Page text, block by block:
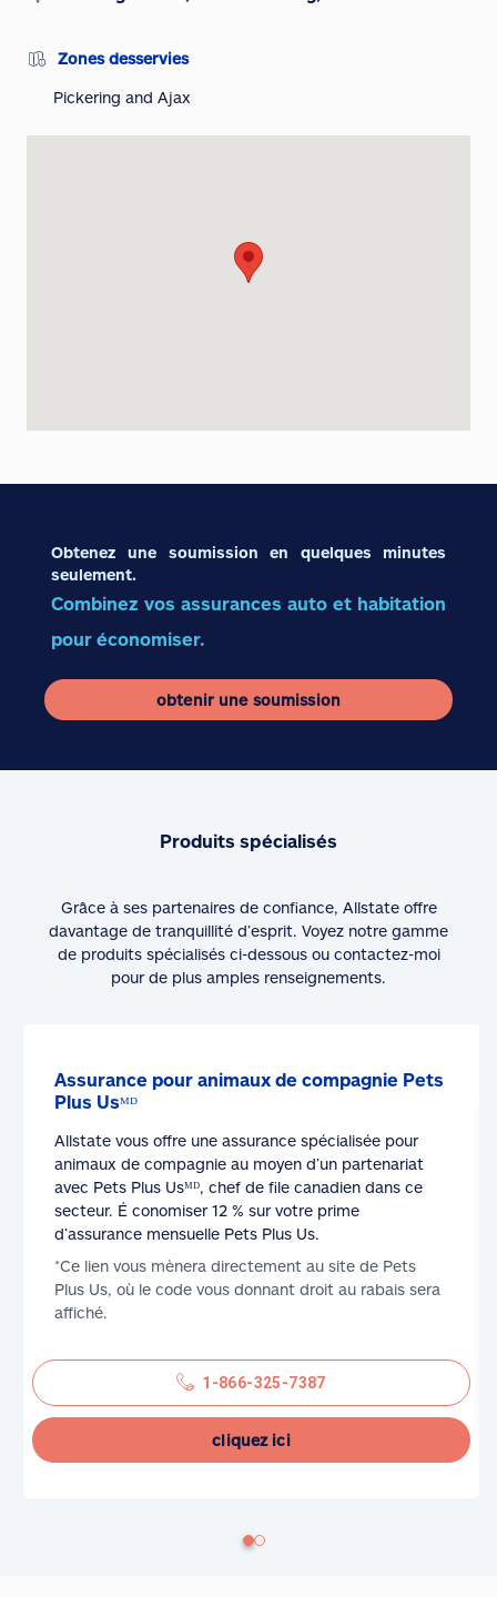
Zones desservies
Pickering and Ajax
Obtenez une soumission en quelques minutes
seulement.
Combinez vos assurances auto et habitation
pour économiser.
obtenir une soumission
Produits spécialisés
Grâce à ses partenaires de confiance, Allstate offre
davantage de tranquillité d’esprit. Voyez notre gamme
de produits spécialisés ci-dessous ou contactez-moi
pour de plus amples renseignements.
Assurance pour animaux de compagnie Pets
Plus Usᴹᴰ
Allstate vous offre une assurance spécialisée pour
animaux de compagnie au moyen d’un partenariat
avec Pets Plus Usᴹᴰ, chef de file canadien dans ce
secteur. É conomiser 12 % sur votre prime
d’assurance mensuelle Pets Plus Us.
*Ce lien vous mènera directement au site de Pets
Plus Us, où le code vous donnant droit au rabais sera
affiché.
1-866-325-7387
cliquez ici